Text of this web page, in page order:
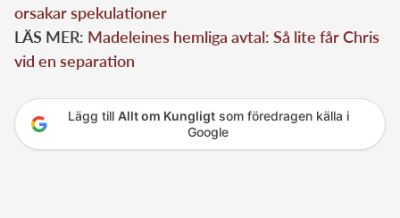
orsakar spekulationer
LÄS MER: Madeleines hemliga avtal: Så lite får Chris
vid en separation
Lägg till Allt om Kungligtsom föredragen källa i
Google